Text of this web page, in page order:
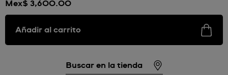
Mex$ 3,600.00
Añadir al carrito
Buscar en la tienda